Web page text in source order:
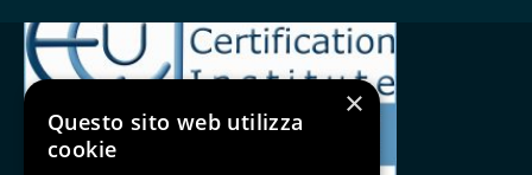
×
Questo sito web utilizza
cookie